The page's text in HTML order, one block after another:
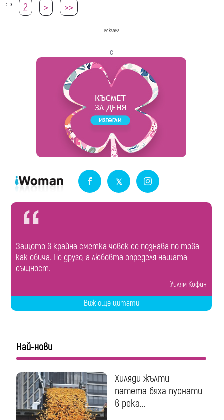
1 2 > >>
Реклама
с
Защото в крайна сметка човек се познава по това
как обича. Не друго, а любовта определя нашата
същност.
Уилям Кофин
Виж още цитати
Най-нови
Хиляди жълти
патета бяха пуснати
в река...